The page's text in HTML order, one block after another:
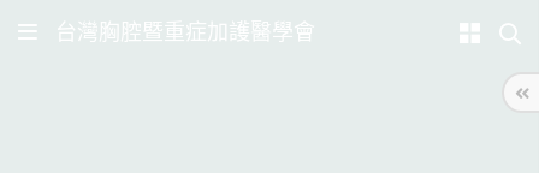
台灣胸腔暨重症加護醫學會